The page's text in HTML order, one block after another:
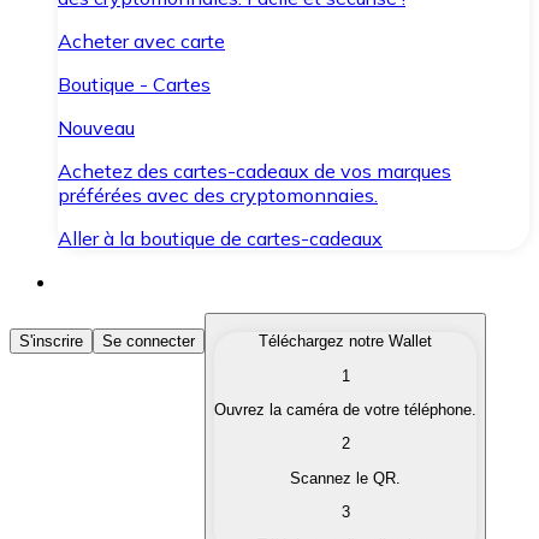
Acheter avec carte
Boutique - Cartes
Nouveau
Achetez des cartes-cadeaux de vos marques
préférées avec des cryptomonnaies.
Aller à la boutique de cartes-cadeaux
Acheter des Cryptomonnaies
Achetez les cryptomonnaies qui vous intéressent
Convertissez vos cryptomonnaies en monnaie
S'inscrire Se connecter
Téléchargez notre Wallet
1
Ouvrez la caméra de votre téléphone.
2
Scannez le QR.
3